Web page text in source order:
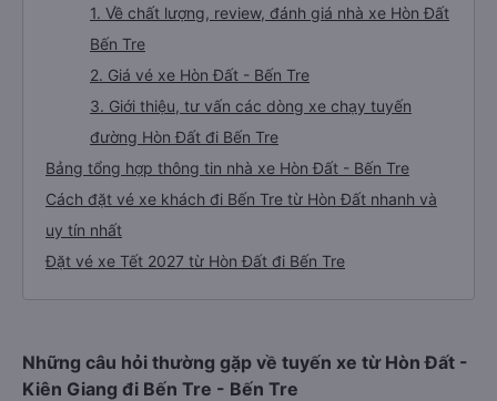
1. Về chất lượng, review, đánh giá nhà xe Hòn Đất
Bến Tre
2. Giá vé xe Hòn Đất - Bến Tre
3. Giới thiệu, tư vấn các dòng xe chạy tuyến
đường Hòn Đất đi Bến Tre
Bảng tổng hợp thông tin nhà xe Hòn Đất - Bến Tre
Cách đặt vé xe khách đi Bến Tre từ Hòn Đất nhanh và
uy tín nhất
Đặt vé xe Tết 2027 từ Hòn Đất đi Bến Tre
Những câu hỏi thường gặp về tuyến xe từ Hòn Đất -
Kiên Giang đi Bến Tre - Bến Tre